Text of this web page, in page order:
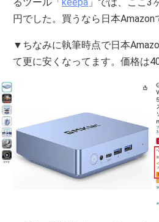
円でした。買うなら日本Amazon
▼ちなみに執筆時点で日本
て更に安くなってます。価格は